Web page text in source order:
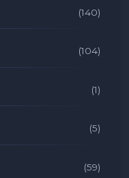
(140)
(104)
(1)
(5)
(59)